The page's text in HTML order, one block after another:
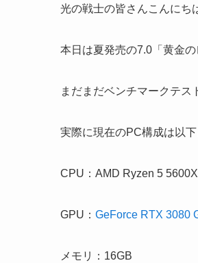
光の戦士の皆さんこんにち
本日は夏発売の7.0「黄金
まだまだベンチマークテス
実際に現在のPC構成は以下
CPU：AMD Ryzen 5
GPU： GeForce RTX 3080
メモリ：16GB